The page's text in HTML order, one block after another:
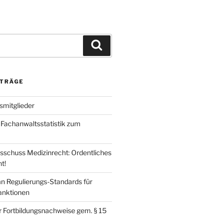
zum
Medizinrecht: Ordentliches
Regulierungs-Standards für
Fortbildungsnachweise gem. § 15